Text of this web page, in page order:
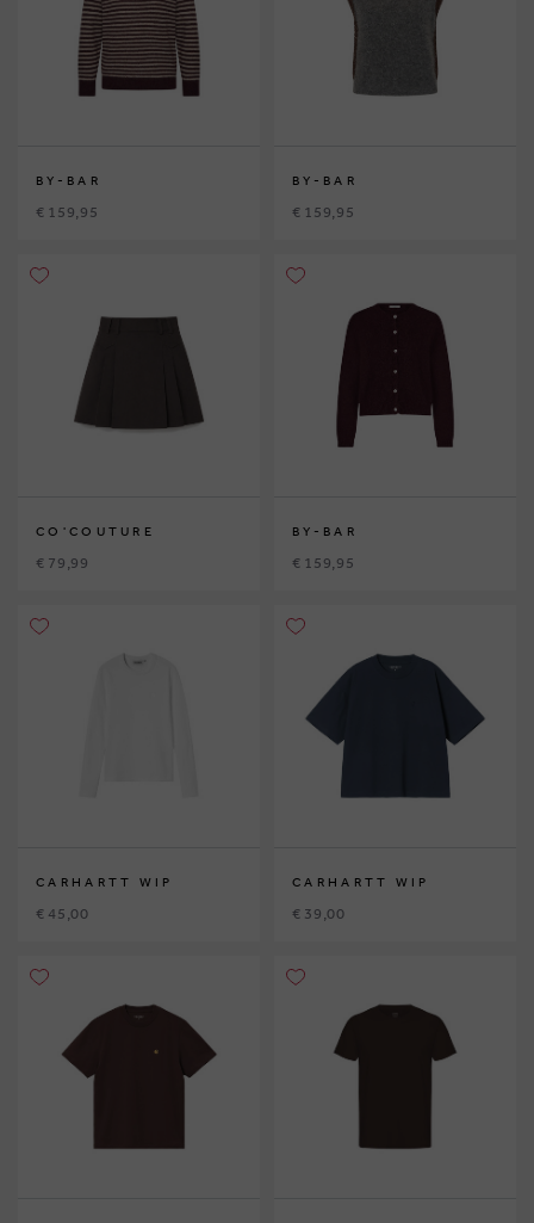
BY-BAR
€ 159,95
BY-BAR
€ 159,95
CO'COUTURE
€ 79,99
BY-BAR
€ 159,95
CARHARTT WIP
€ 45,00
CARHARTT WIP
€ 39,00